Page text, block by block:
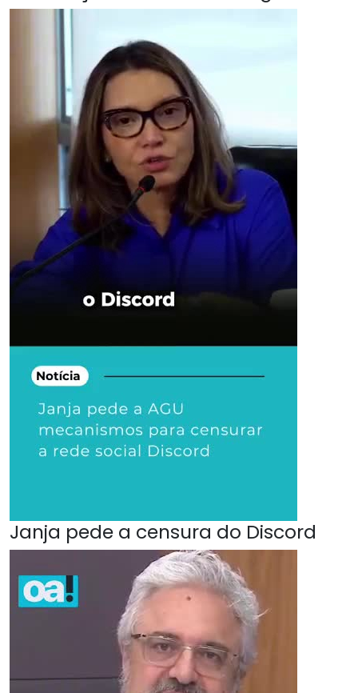
Janja pede a censura do Discord